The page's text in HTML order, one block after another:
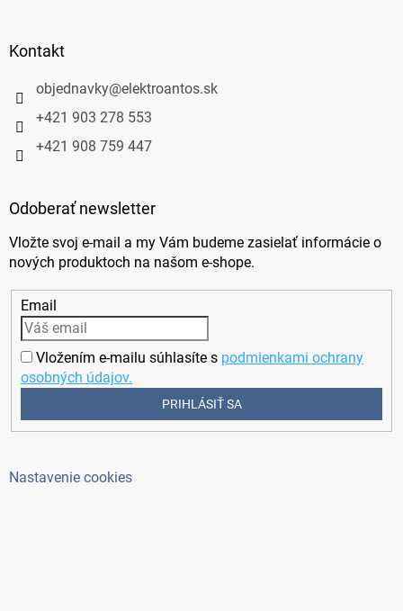
Kontakt
objednavky@elektroantos.sk
+421 903 278 553
+421 908 759 447
Odoberať newsletter
Vložte svoj e-mail a my Vám budeme zasielať informácie o
nových produktoch na našom e-shope.
Email
Vložením e-mailu súhlasíte s podmienkami ochrany
osobných údajov.
PRIHLÁSIŤ SA
Nastavenie cookies